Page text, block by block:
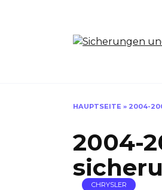
HAUPTSEITE » 2004-
2004-
CHRYSLER